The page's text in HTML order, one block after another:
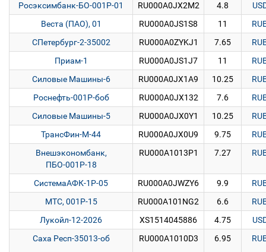
Росэксимбанк-БО-001P-01
RU000A0JX2M2 4.8
Веста (ПАО), 01
RU000A0JS1S8 11
СПетербург-2-35002
RU000A0ZYKJ1 7.65
Приам-1
RU000A0JS1J7 11
Силовые Машины-6
RU000A0JX1A9 10.25
Роснефть-001Р-боб
RU000A0JX132 7.6
Силовые Машины-5
RU000A0JX0Y1 10.25
ТрансФин-М-44
RU000A0JX0U9 9.75
Внешэкономбанк,
ПБО-001Р-18
RU000A1013P1 7.27
СистемаАФК-1Р-05 RU000A0JWZY6 9.9
МТС, 001P-15
RU000A101NG2 6.6
Лукойл-12-2026
XS1514045886 4.75
Саха Респ-35013-об
RU000A1010D3 6.95